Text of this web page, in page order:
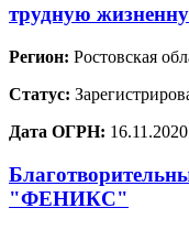
трудную
Регион: Ростовская
Статус:
Дата ОГРН: 16.11.2020
"ФЕНИКС"